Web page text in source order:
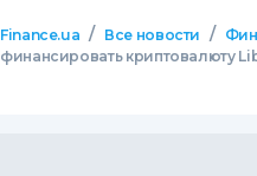
Finance.ua / Все новости /
финансировать криптовалюту